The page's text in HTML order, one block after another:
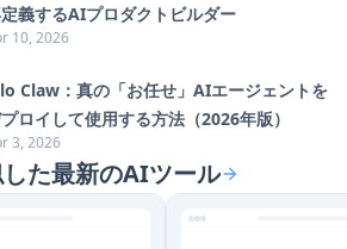
義するAIプロダクトビルダー
10, 2026
Claw：真の「お任せ」AIエージェントを
ロイして使用する方法（2026年版）
3, 2026
た最新のAIツール